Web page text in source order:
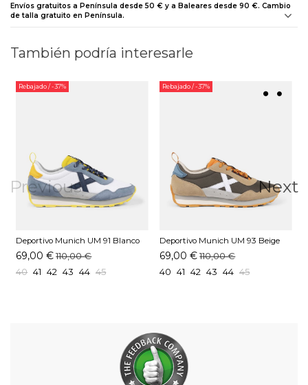
Envíos gratuitos a Península desde 50 € y a Baleares desde 90 €. Cambio
de talla gratuito en Península.
También podría interesarle
Previous
Rebajado/ -37%
Deportivo Munich UM 91 Blanco
69,00 € 110,00 €
40 41 42 43 44 45
Rebajado/ -37%
Deportivo Munich UM 93 Beige
69,00 € 110,00 €
40 41 42 43 44 45
Next